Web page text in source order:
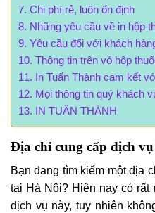
Chi phí rẻ, luôn ổn định
Những yêu cầu về in hộp
Yêu cầu đối với khách
Thông tin trên vỏ hộp
In Tuấn Thành cam kết
Mọi thông tin quý khách
IN TUẤN THÀNH
Địa chỉ cung cấp dịch
Bạn đang tìm kiếm một địa
tại Hà Nội? Hiện nay có rất
dịch vụ này, tuy nhiên